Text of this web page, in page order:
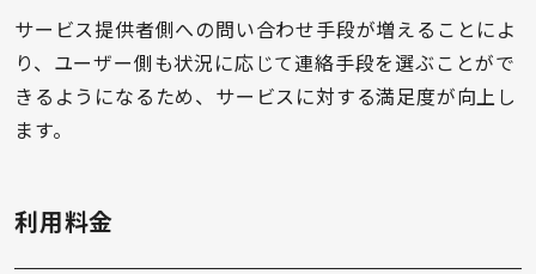
サービス提供者側への問い合わせ手段が増えることによ
り、ユーザー側も状況に応じて連絡手段を選ぶことがで
きるようになるため、サービスに対する満足度が向上し
ます。
利用料金